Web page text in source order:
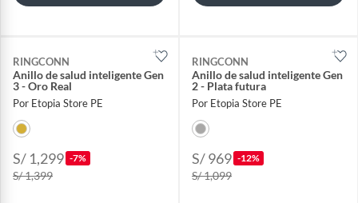
RINGCONN
Anillo de salud inteligente Gen
3 - Oro Real
Por Etopia Store PE
S/ 1,299 -7%
S/ 1,399
RINGCONN
Anillo de salud inteligente Gen
2 - Plata futura
Por Etopia Store PE
S/ 969 -12%
S/ 1,099